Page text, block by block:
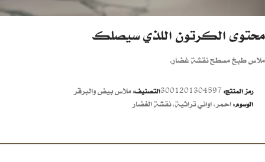
محتوى الكرتون اللذي سيصلك
ملاس طبخ مسطح نقشة غضار.
رمز المنتج:3001201304597التصنيف:ملاس بيض والبرقر
الوسوم:احمر,اواني تراثية,نقشة الغضار